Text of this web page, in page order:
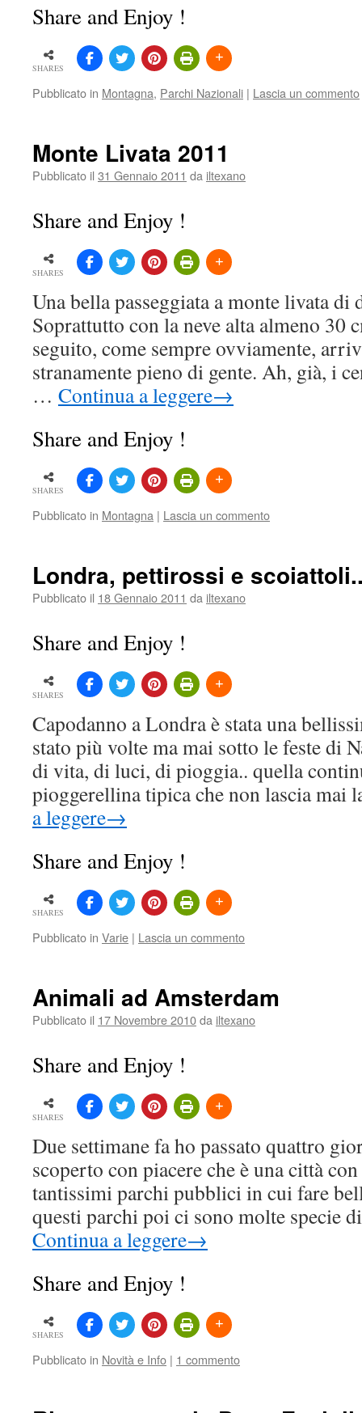
Share and Enjoy !
SHARES
Pubblicato in Montagna, Parchi Nazionali | Lascia un commento
Monte Livata 2011
Pubblicato il 31 Gennaio 2011 da iltexano
Share and Enjoy !
SHARES
Una bella passeggiata a monte livata di
Soprattutto con la neve alta almeno 30
seguito, come sempre ovviamente,
stranamente pieno di gente. Ah, già, i
… Continua a leggere→
Share and Enjoy !
SHARES
Pubblicato in Montagna | Lascia un commento
Londra, pettirossi e
Pubblicato il 18 Gennaio 2011 da iltexano
Share and Enjoy !
SHARES
Capodanno a Londra è stata una
stato più volte ma mai sotto le feste di
di vita, di luci, di pioggia.. quella
pioggerellina tipica che non lascia
a leggere→
Share and Enjoy !
SHARES
Pubblicato in Varie | Lascia un commento
Animali ad Amsterdam
Pubblicato il 17 Novembre 2010da iltexano
Share and Enjoy !
SHARES
Due settimane fa ho passato quattro
scoperto con piacere che è una città
tantissimi parchi pubblici in cui fare
questi parchi poi ci sono molte specie
Continua a leggere→
Share and Enjoy !
SHARES
Pubblicato in Novità e Info | 1 commento